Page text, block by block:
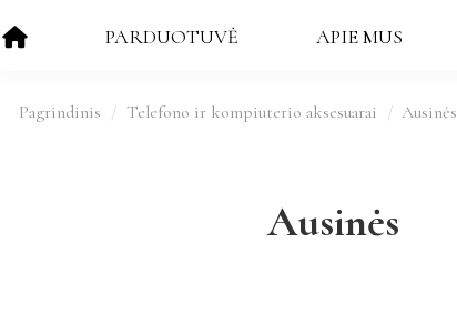
PARDUOTUVĖ APIE MUS
Pagrindinis Telefono ir kompiuterio aksesuarai Ausinės
Ausinės